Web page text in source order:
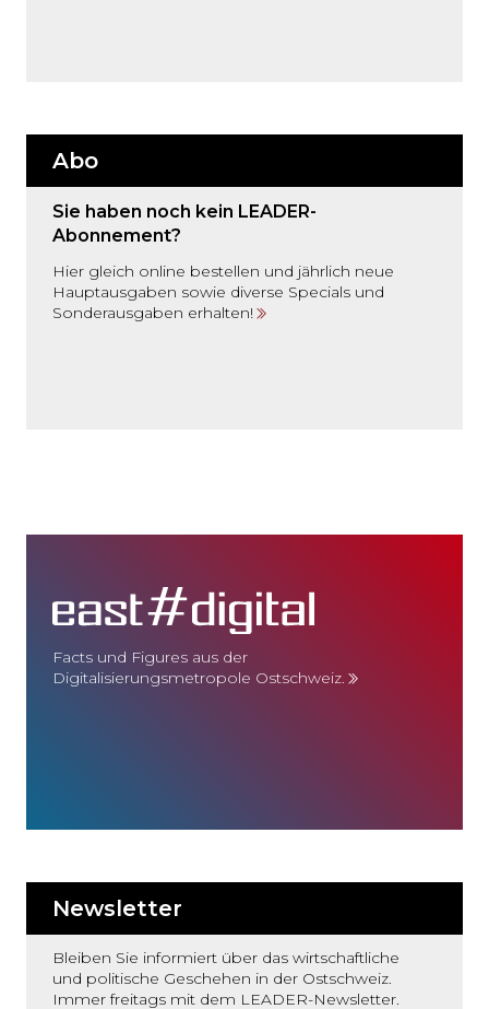
Abo
Sie haben noch kein LEADER-
Abonnement?
Hier gleich online bestellen und jährlich neue
Hauptausgaben sowie diverse Specials und
Sonderausgaben erhalten!
Facts und Figures aus der
Digitalisierungsmetropole Ostschweiz.
Newsletter
Bleiben Sie informiert über das wirtschaftliche
und politische Geschehen in der Ostschweiz.
Immer freitags mit dem LEADER-Newsletter.